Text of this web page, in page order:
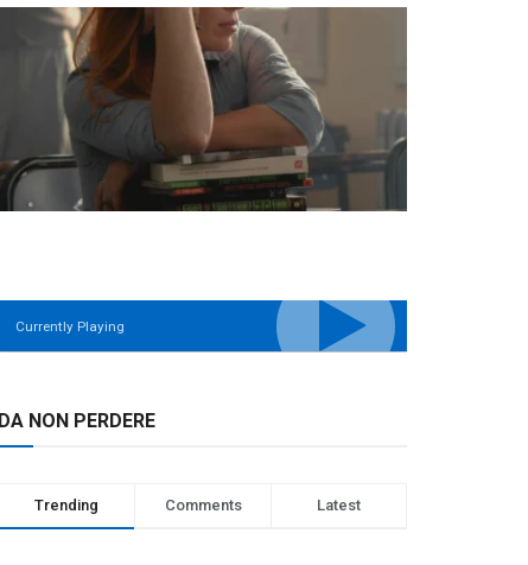
Currently Playing
DA NON PERDERE
Trending Comments Latest